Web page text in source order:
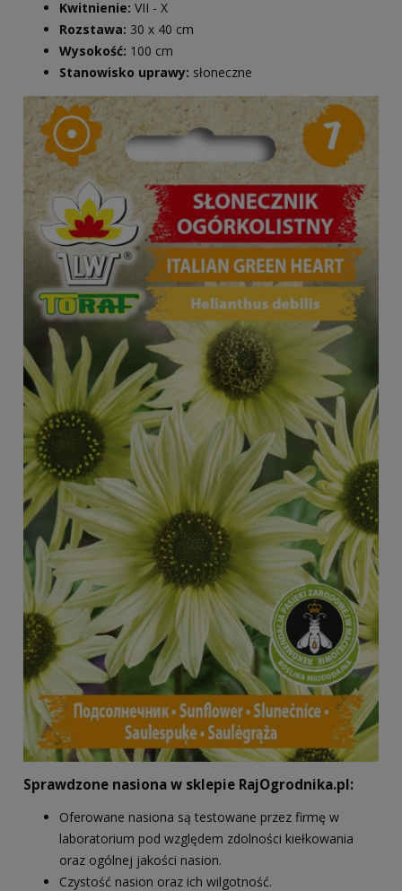
Kwitnienie: VII - X
Rozstawa: 30 x 40 cm
Wysokość: 100 cm
Stanowisko uprawy: słoneczne
Sprawdzone nasiona w sklepie RajOgrodnika.pl:
Oferowane nasiona są testowane przez firmę w
laboratorium pod względem zdolności kiełkowania
oraz ogólnej jakości nasion.
Czystość nasion oraz ich wilgotność.